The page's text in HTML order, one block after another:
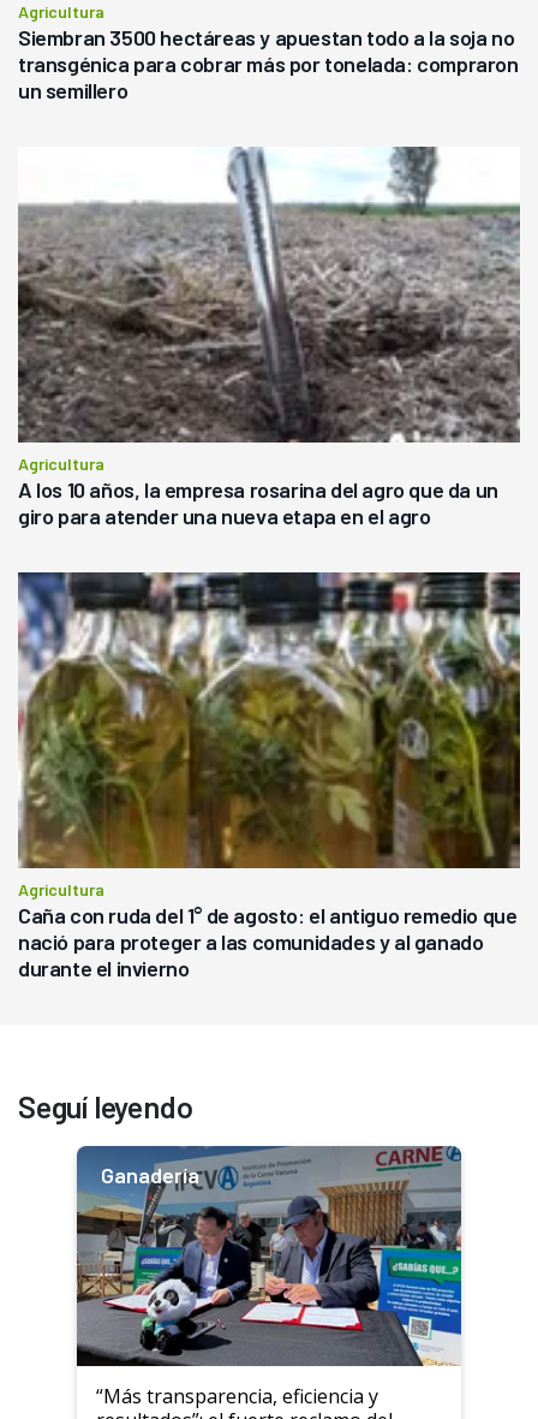
Agricultura
Siembran 3500 hectáreas y apuestan todo a la soja no
transgénica para cobrar más por tonelada: compraron
un semillero
Agricultura
A los 10 años, la empresa rosarina del agro que da un
giro para atender una nueva etapa en el agro
Agricultura
Caña con ruda del 1° de agosto: el antiguo remedio que
nació para proteger a las comunidades y al ganado
durante el invierno
Seguí leyendo
Ganadería
“Más transparencia, eficiencia y